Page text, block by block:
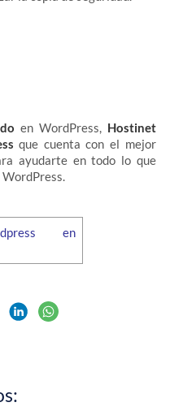
en WordPress, Hostinet
que cuenta con el mejor
ayudarte en todo lo que